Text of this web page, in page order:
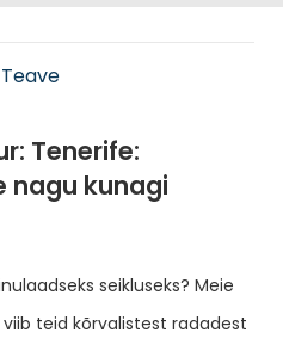
Teave
Tenerife:
nagu kunagi
seikluseks? Meie
viib teid kõrvalistest radadest